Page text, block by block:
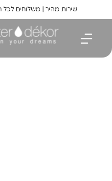
שירות מהיר | משלוחים